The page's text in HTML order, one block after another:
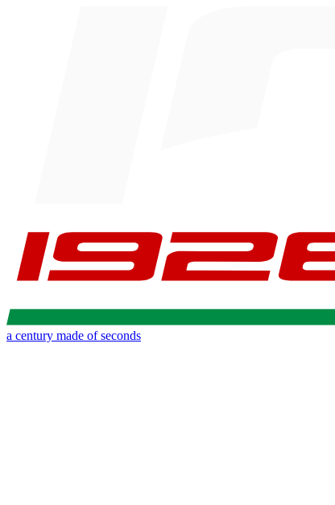
a century made of seconds